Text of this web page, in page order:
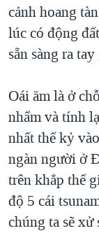
cảnh hoang
lúc có động
sẵn sàng ra
Oái ăm là ở
nhẩm và tính
nhất thế kỷ
ngàn người ở
trên khắp thế
độ 5 cái
chúng ta sẽ xử